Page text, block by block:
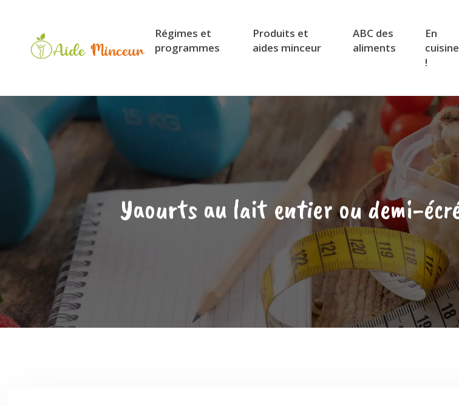
Régimes et
programmes
Produits et
aides minceur
ABC des
aliments
En
cuisine
!
Yaourts au lait entier ou demi-